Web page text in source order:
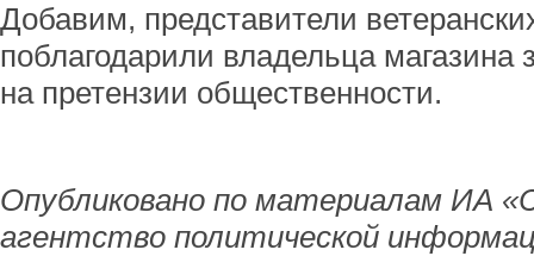
Добавим, представители
поблагодарили владельца магазина
на претензии общественности.
Опубликовано по материалам ИА
агентство политической